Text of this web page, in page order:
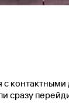
сразу